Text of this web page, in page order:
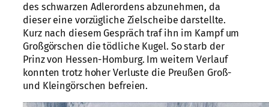
des schwarzen Adlerordens abzunehmen, da
dieser eine vorzügliche Zielscheibe darstellte.
Kurz nach diesem Gespräch traf ihn im Kampf um
Großgörschen die tödliche Kugel. So starb der
Prinz von Hessen-Homburg. Im weitern Verlauf
konnten trotz hoher Verluste die Preußen Groß-
und Kleingörschen befreien.